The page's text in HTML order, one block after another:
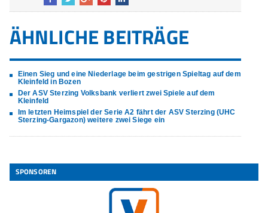
ÄHNLICHE BEITRÄGE
Einen Sieg und eine Niederlage beim gestrigen Spieltag auf dem
Kleinfeld in Bozen
Der ASV Sterzing Volksbank verliert zwei Spiele auf dem
Kleinfeld
Im letzten Heimspiel der Serie A2 fährt der ASV Sterzing (UHC
Sterzing-Gargazon) weitere zwei Siege ein
SPONSOREN